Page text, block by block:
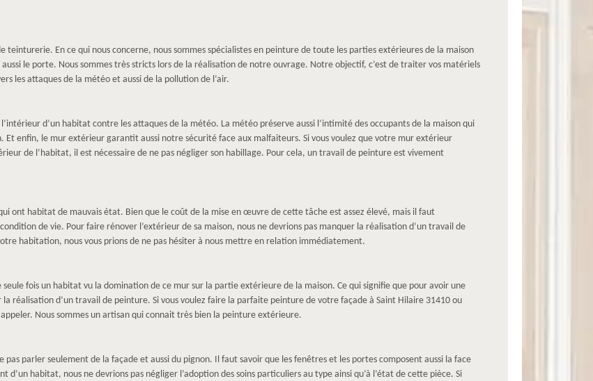
teinturerie. En ce qui nous concerne, nous sommes spécialistes en peinture de toute les parties extérieures de la maison
le porte. Nous sommes très stricts lors de la réalisation de notre ouvrage. Notre objectif, c’est de traiter vos matériels
les attaques de la météo et aussi de la pollution de l’air.
d’un habitat contre les attaques de la météo. La météo préserve aussi l’intimité des occupants de la maison qui
Et enfin, le mur extérieur garantit aussi notre sécurité face aux malfaiteurs. Si vous voulez que votre mur extérieur
de l’habitat, il est nécessaire de ne pas négliger son habillage. Pour cela, un travail de peinture est vivement
ont habitat de mauvais état. Bien que le coût de la mise en œuvre de cette tâche est assez élevé, mais il faut
de vie. Pour faire rénover l’extérieur de sa maison, nous ne devrions pas manquer la réalisation d’un travail de
habitation, nous vous prions de ne pas hésiter à nous mettre en relation immédiatement.
fois un habitat vu la domination de ce mur sur la partie extérieure de la maison. Ce qui signifie que pour avoir une
réalisation d’un travail de peinture. Si vous voulez faire la parfaite peinture de votre façade à Saint Hilaire 31410 ou
Nous sommes un artisan qui connait très bien la peinture extérieure.
pas parler seulement de la façade et aussi du pignon. Il faut savoir que les fenêtres et les portes composent aussi la face
habitat, nous ne devrions pas négliger l’adoption des soins particuliers au type ainsi qu’à l’état de cette pièce. Si